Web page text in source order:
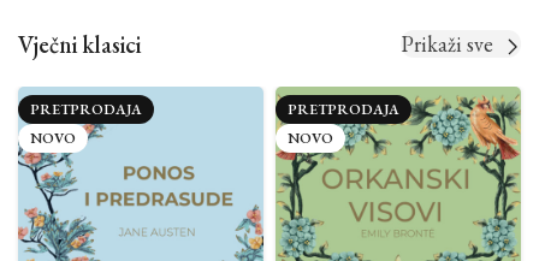
Vječni klasici Prikaži sve
PRETPRODAJA
NOVO
PRETPRODAJA
NOVO